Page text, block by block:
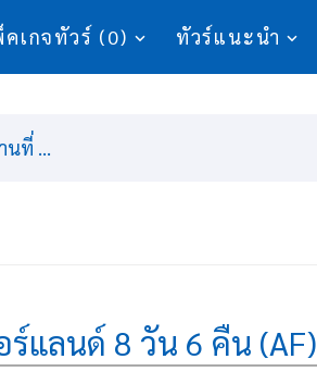
เกจทัวร์ (0) ทัวร์แนะนำ
นที่ ...
ร์แลนด์ 8 วัน 6 คืน (AF)